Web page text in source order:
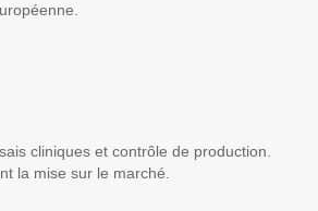
cliniques et contrôle de production.
la mise sur le marché.